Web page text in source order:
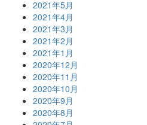
2021年5月
2021年4月
2021年3月
2021年2月
2021年1月
2020年12月
2020年11月
2020年10月
2020年9月
2020年8月